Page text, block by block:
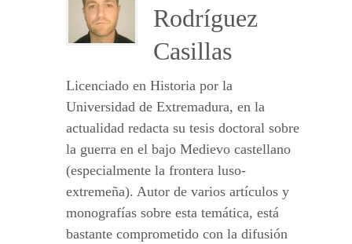
Rodríguez
Casillas
Licenciado en Historia por la
Universidad de Extremadura, en la
actualidad redacta su tesis doctoral sobre
la guerra en el bajo Medievo castellano
(especialmente la frontera luso-
extremeña). Autor de varios artículos y
monografías sobre esta temática, está
bastante comprometido con la difusión